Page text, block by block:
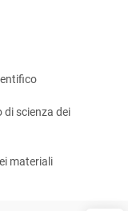
scienza dei
materiali